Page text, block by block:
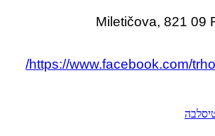
Miletičova, 821 09
https://www.facebook.com/